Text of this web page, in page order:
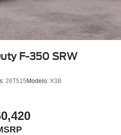
F-350 SRW
26T515 Modelo: X3B